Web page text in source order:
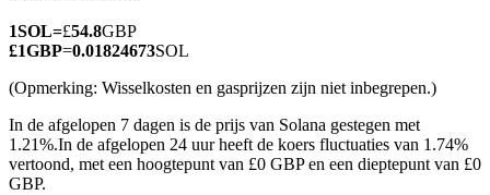
1SOL=£54.8GBP
£1GBP=0.01824673SOL
(Opmerking: Wisselkosten en gasprijzen zijn niet inbegrepen.)
In de afgelopen 7 dagen is de prijs van Solana gestegen met
1.21%.In de afgelopen 24 uur heeft de koers fluctuaties van 1.74%
vertoond, met een hoogtepunt van £0 GBP en een dieptepunt van £0
GBP.